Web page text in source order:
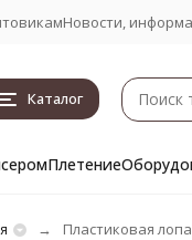
Новости,
Каталог
Плетение
Пластиковая